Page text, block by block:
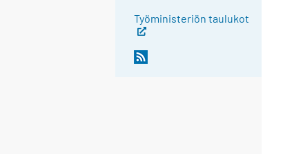
Työministeriön taulukot